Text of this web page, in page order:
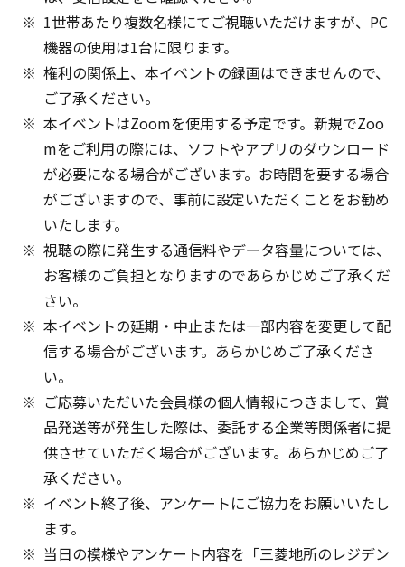
1世帯あたり複数名様にてご視聴いただけますが、PC
機器の使用は1台に限ります。
権利の関係上、本イベントの録画はできませんので、
ご了承ください。
本イベントはZoomを使用する予定です。新規でZoo
mをご利用の際には、ソフトやアプリのダウンロード
が必要になる場合がございます。お時間を要する場合
がございますので、事前に設定いただくことをお勧め
いたします。
視聴の際に発生する通信料やデータ容量については、
お客様のご負担となりますのであらかじめご了承くだ
さい。
本イベントの延期・中止または一部内容を変更して配
信する場合がございます。あらかじめご了承くださ
い。
ご応募いただいた会員様の個人情報につきまして、賞
品発送等が発生した際は、委託する企業等関係者に提
供させていただく場合がございます。あらかじめご了
承ください。
イベント終了後、アンケートにご協力をお願いいたし
ます。
当日の模様やアンケート内容を「三菱地所のレジデン